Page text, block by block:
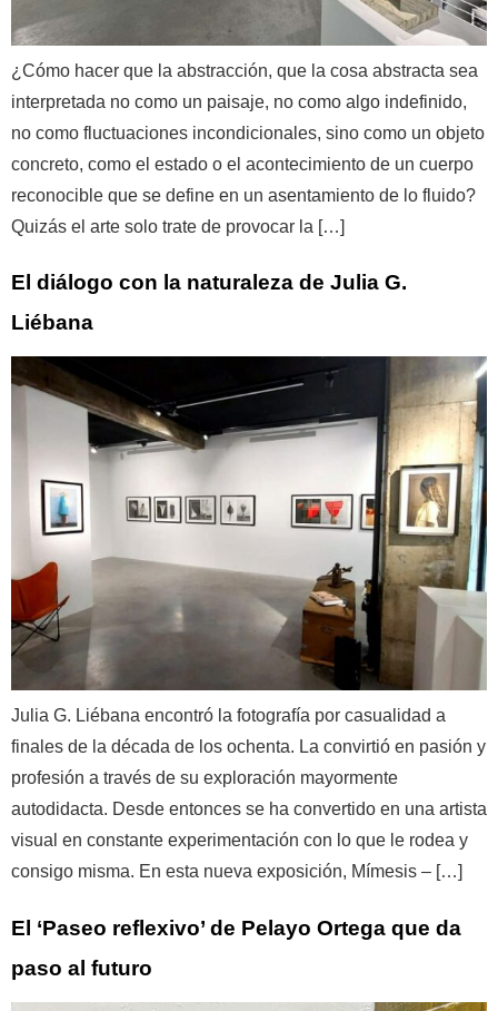
¿Cómo hacer que la abstracción, que la cosa abstracta sea
interpretada no como un paisaje, no como algo indefinido,
no como fluctuaciones incondicionales, sino como un objeto
concreto, como el estado o el acontecimiento de un cuerpo
reconocible que se define en un asentamiento de lo fluido?
Quizás el arte solo trate de provocar la […]
El diálogo con la naturaleza de Julia G.
Liébana
Julia G. Liébana encontró la fotografía por casualidad a
finales de la década de los ochenta. La convirtió en pasión y
profesión a través de su exploración mayormente
autodidacta. Desde entonces se ha convertido en una artista
visual en constante experimentación con lo que le rodea y
consigo misma. En esta nueva exposición, Mímesis – […]
El ‘Paseo reflexivo’ de Pelayo Ortega que da
paso al futuro